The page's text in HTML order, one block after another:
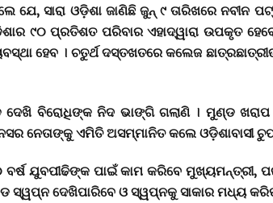
ଯେ, ସାରା ଓଡ଼ିଶା ଜାଣିଛି ଜୁନ୍‌ ୯ ତାରିଖରେ
ପ୍ରତିଶତ ପରିବାର ଏହାଦ୍ୱାରା ଉପକୃତ
ହେବ । ଚତୁର୍ଥ ଦସ୍ତଖତରେ କଲେଜ
ବିରୋଧିଙ୍କ ନିଦ ଭାଙ୍ଗି ଗଲାଣି । ମୁଣ୍ଡ ଖରାପ
ନେତାଙ୍କୁ ଏମିତି ଅସମ୍ମାନିତ କଲେ ଓଡ଼ିଶାବାସୀ
ବର୍ଷ ଯୁବପୀଢିଙ୍କ ପାଇଁ କାମ କରିବେ
ଦେଖିପାରିବେ ଓ ସ୍ୱପ୍ନକୁ ସାକାର ମଧ୍ୟ